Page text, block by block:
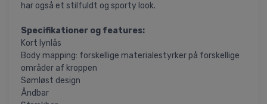
har også et stilfuldt og sporty look.
Specifikationer og features:
Kort lynlås
Body mapping: forskellige materialestyrker på forskellige
områder af kroppen
Sømløst design
Åndbar